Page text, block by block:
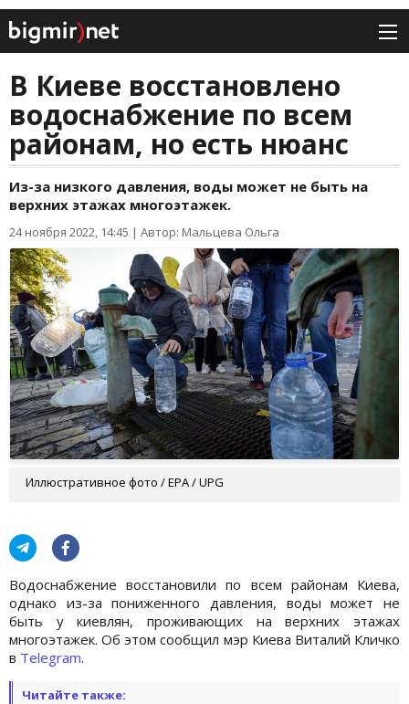
В Киеве восстановлено
водоснабжение по всем
районам, но есть нюанс
Из-за низкого давления, воды может не быть на
верхних этажах многоэтажек.
24 ноября 2022, 14:45 | Автор: Мальцева Ольга
Иллюстративное фото / EPA / UPG
Водоснабжение восстановили по всем районам Киева,
однако из-за пониженного давления, воды может не
быть у киевлян, проживающих на верхних этажах
многоэтажек. Об этом сообщил мэр Киева Виталий Кличко
в Telegram.
Читайте также: